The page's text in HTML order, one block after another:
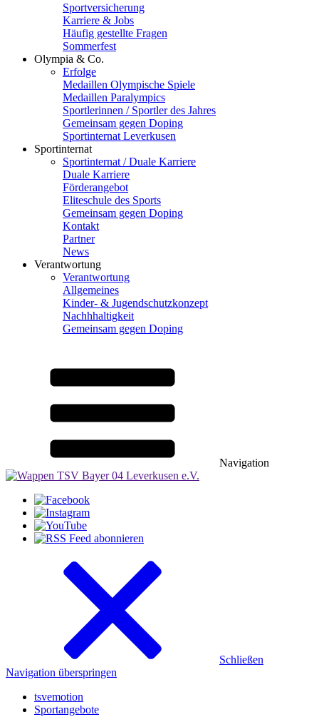
Sportversicherung
Karriere & Jobs
Häufig gestellte Fragen
Sommerfest
Olympia & Co.
Erfolge
Medaillen Olympische Spiele
Medaillen Paralympics
Sportlerinnen / Sportler des Jahres
Gemeinsam gegen Doping
Sportinternat Leverkusen
Sportinternat
Sportinternat / Duale Karriere
Duale Karriere
Förderangebot
Eliteschule des Sports
Gemeinsam gegen Doping
Kontakt
Partner
News
Verantwortung
Verantwortung
Allgemeines
Kinder- & Jugendschutzkonzept
Nachhhaltigkeit
Gemeinsam gegen Doping
Navigation
Schließen
Navigation überspringen
tsvemotion
Sportangebote